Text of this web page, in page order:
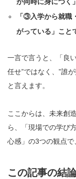
「③入学から就職
がっている」こと
一言で言うと、「良
任せ”ではなく、”誰
と言えます。
ここからは、未来創
ら、「現場での学び
心感」の3つの観点で
この記事の結